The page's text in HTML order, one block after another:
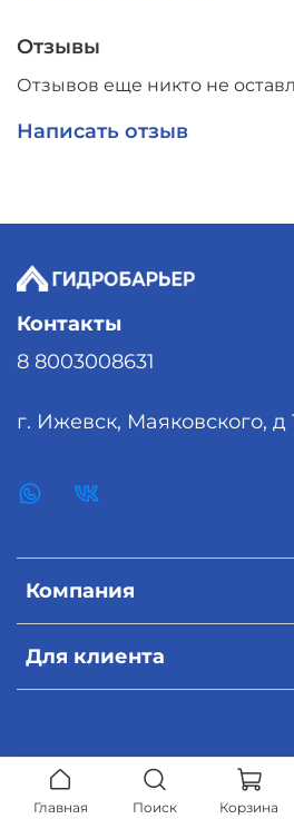
циклов замораживания и
Размер: 10х15 мм
Основа: Бентонит
Сечение: Прямоугольное
Водонепроницаемость:
Токсичность: Не токсичен
Стойкость к
Отзывы
Отзывов еще никто не
Написать отзыв
Компания
Для клиента
Контакты
8 8003008631
г. Ижевск, Маяковского, д
Главная Поиск Корзина